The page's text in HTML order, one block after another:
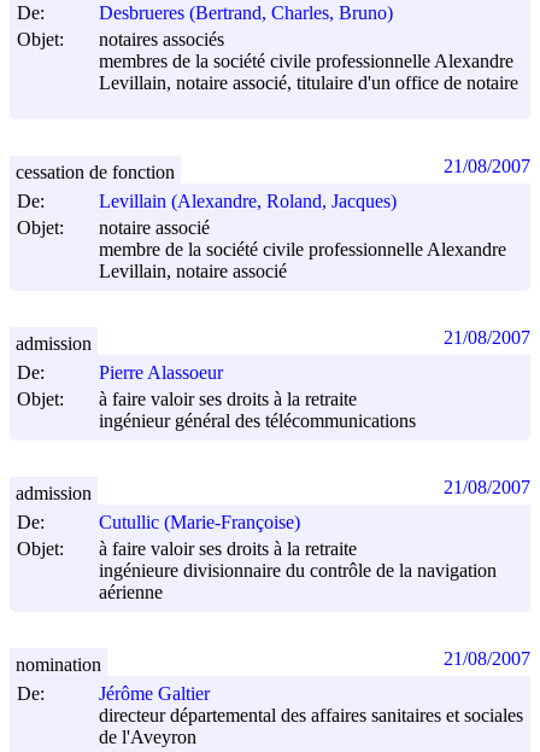
De:
Desbrueres (Bertrand, Charles, Bruno)
Objet:
notaires associés
membres de la société civile professionnelle Alexandre
Levillain, notaire associé, titulaire d'un office de notaire
De:
Levillain (Alexandre, Roland, Jacques)
Objet:
notaire associé
membre de la société civile professionnelle Alexandre
Levillain, notaire associé
cessation de fonction 21/08/2007
De:
Pierre Alassoeur
Objet:
à faire valoir ses droits à la retraite
ingénieur général des télécommunications
admission 21/08/2007
De:
Cutullic (Marie-Françoise)
Objet:
à faire valoir ses droits à la retraite
ingénieure divisionnaire du contrôle de la navigation
aérienne
admission 21/08/2007
De:
Jérôme Galtier
directeur départemental des affaires sanitaires et sociales
de l'Aveyron
nomination 21/08/2007